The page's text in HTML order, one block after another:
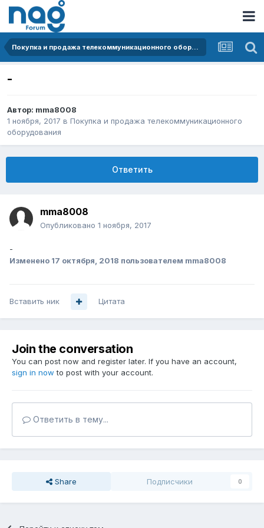
Покупка и продажа телекоммуникационного оборудования
-
Автор: mma8008
1 ноября, 2017 в Покупка и продажа телекоммуникационного
оборудования
Ответить
mma8008
Опубликовано 1 ноября, 2017
-
Изменено 17 октября, 2018 пользователем mma8008
Вставить ник Цитата
Join the conversation
You can post now and register later. If you have an account,
sign in now to post with your account.
Ответить в тему...
Share Подписчики 0